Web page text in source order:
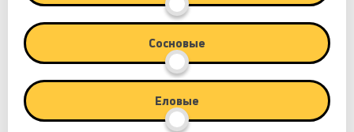
Сосновые
Еловые